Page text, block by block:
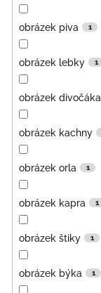
obrázek piva 1
obrázek lebky 1
obrázek divočáka
obrázek kachny
obrázek orla 1
obrázek kapra 1
obrázek štiky 1
obrázek býka 1